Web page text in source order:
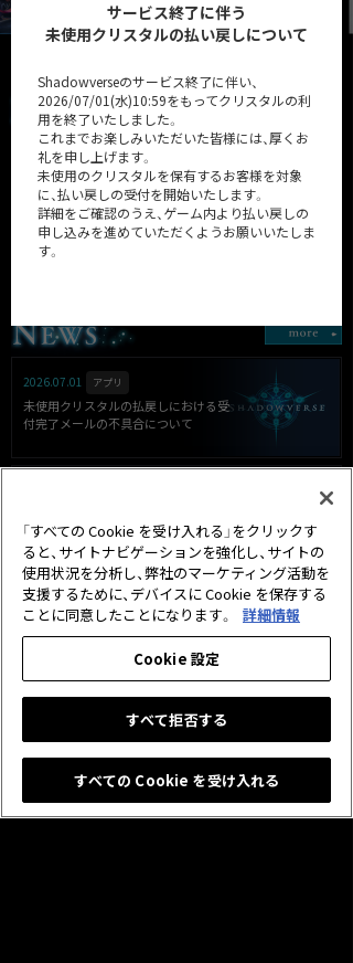
サービス終了に伴う
未使用クリスタルの払い戻しについて
Shadowverseのサービス終了に伴い、
2026/07/01(水)10:59をもってクリスタルの利
用を終了いたしました。
これまでお楽しみいただいた皆様には、厚くお
礼を申し上げます。
未使用のクリスタルを保有するお客様を対象
に、払い戻しの受付を開始いたします。
詳細をご確認のうえ、ゲーム内より払い戻しの
申し込みを進めていただくようお願いいたしま
す。
32弾カードパック「Heroes of
Shadowverse / ヒーローズ・
第31弾カードパック
2026.07.01 アプリ
未使用クリスタルの払戻しにおける受
付完了メールの不具合について
スタルの払戻しについて
2026.05.25 キャンペーン
グランプリ「10th Anniversary Cup」開
催のお知らせ
「すべての Cookie を受け入れる」をクリックす
ると、サイトナビゲーションを強化し、サイトの
使用状況を分析し、弊社のマーケティング活動を
支援するために、デバイスに Cookie を保存する
ことに同意したことになります。
詳細情報
Cookie 設定
すべて拒否する
すべての Cookie を受け入れる